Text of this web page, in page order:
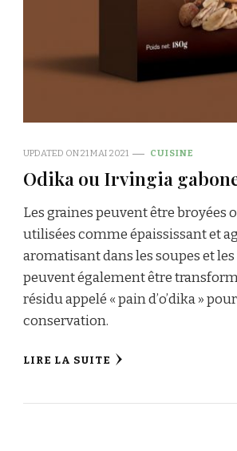
UPDATED ON21 MAI 2021 CUISINE
Odika ou Irvingia
Les graines peuvent être broyées
utilisées comme épaississant et
aromatisant dans les soupes et
peuvent également être
résidu appelé « pain d’o’dika »
conservation.
LIRE LA SUITE